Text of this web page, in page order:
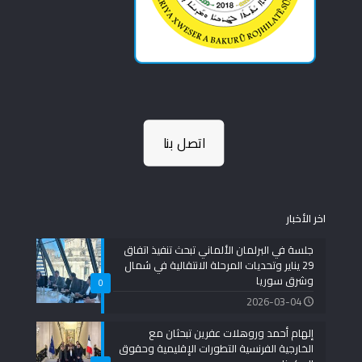
اتصل بنا
اخر الأخبار
0
جلسة في البرلمان الألماني تبحث تنفيذ اتفاق
29 يناير وتحديات المرحلة الانتقالية في شمال
وشرق سوريا
2026-03-04
إلهام أحمد وروهلات عفرين تبحثان مع
الخارجية الفرنسية التطورات الإقليمية وحقوق